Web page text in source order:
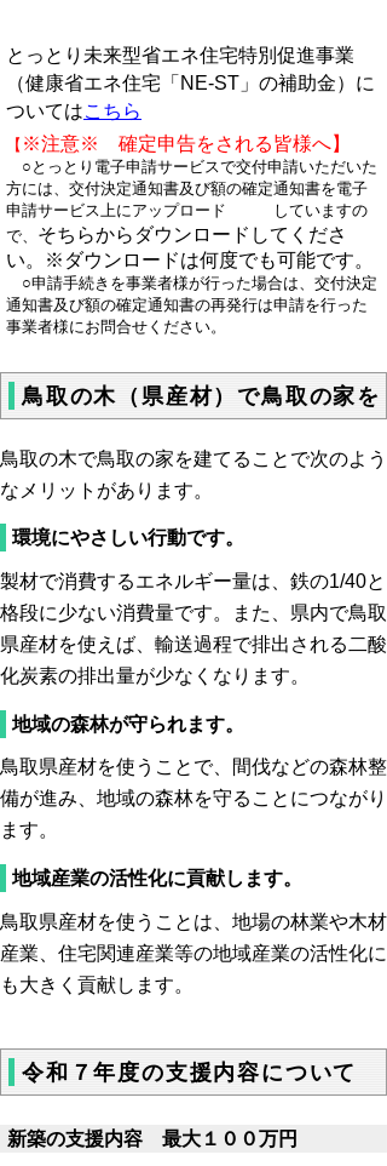
とっとり未来型省エネ住宅特別促進事業
（健康省エネ住宅「NE-ST」の補助金）に
ついてはこちら
【 ※注意※ 確定申告をされる皆様へ】
○とっとり電子申請サービスで交付申請いただいた
方には、交付決定通知書及び額の確定通知書を電子
申請サービス上にアップロード していますの
で、 そちらからダウンロードしてくださ
い。※ダウンロードは何度でも可能です。
○申請手続きを事業者様が行った場合は、交付決定
通知書及び額の確定通知書の再発行は申請を行った
事業者様にお問合せください。
鳥取の木（県産材）で鳥取の家を
鳥取の木で鳥取の家を建てることで次のよう
なメリットがあります。
環境にやさしい行動です。
製材で消費するエネルギー量は、鉄の1/40と
格段に少ない消費量です。また、県内で鳥取
県産材を使えば、輸送過程で排出される二酸
化炭素の排出量が少なくなります。
地域の森林が守られます。
鳥取県産材を使うことで、間伐などの森林整
備が進み、地域の森林を守ることにつながり
ます。
地域産業の活性化に貢献します。
鳥取県産材を使うことは、地場の林業や木材
産業、住宅関連産業等の地域産業の活性化に
も大きく貢献します。
令和７年度の支援内容について
新築の支援内容 最大１００万円